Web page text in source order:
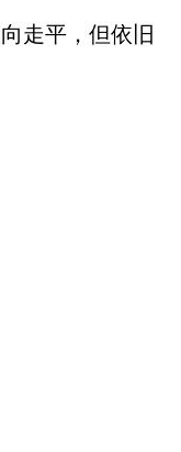
走平，但依旧